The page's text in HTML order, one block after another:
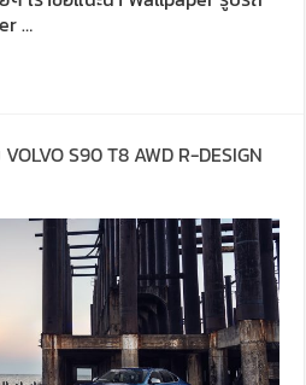
…
S90 T8 AWD R-DESIGN